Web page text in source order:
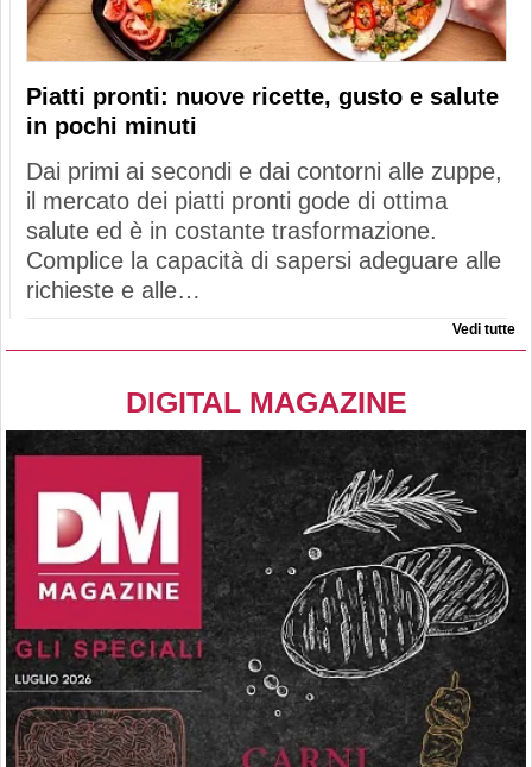
Piatti pronti: nuove ricette, gusto e salute
in pochi minuti
Dai primi ai secondi e dai contorni alle zuppe,
il mercato dei piatti pronti gode di ottima
salute ed è in costante trasformazione.
Complice la capacità di sapersi adeguare alle
richieste e alle…
Vedi tutte
DIGITAL MAGAZINE